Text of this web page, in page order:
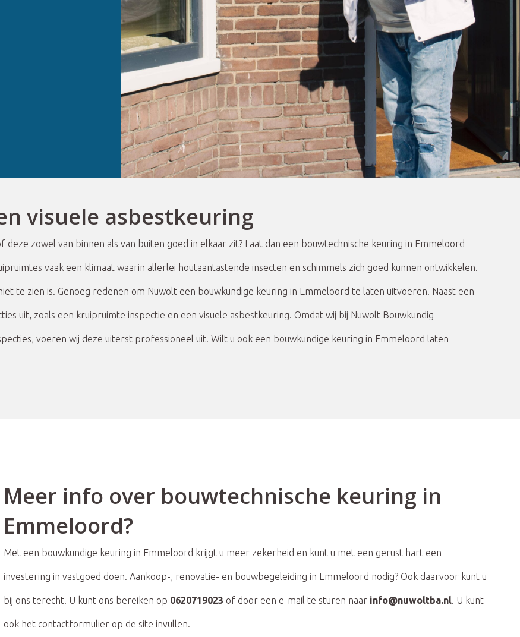
visuele asbestkeuring
zowel van binnen als van buiten goed in elkaar zit? Laat dan een bouwtechnische keuring in Emmeloord
vaak een klimaat waarin allerlei houtaantastende insecten en schimmels zich goed kunnen ontwikkelen.
te zien is. Genoeg redenen om Nuwolt een bouwkundige keuring in Emmeloord te laten uitvoeren. Naast een
uit, zoals een kruipruimte inspectie en een visuele asbestkeuring. Omdat wij bij Nuwolt Bouwkundig
voeren wij deze uiterst professioneel uit. Wilt u ook een bouwkundige keuring in Emmeloord laten
Meer info over bouwtechnische keuring in
Emmeloord?
Met een bouwkundige keuring in Emmeloord krijgt u meer zekerheid en kunt u met een gerust hart een
investering in vastgoed doen. Aankoop-, renovatie- en bouwbegeleiding in Emmeloord nodig? Ook daarvoor kunt u
bij ons terecht. U kunt ons bereiken op 0620719023 of door een e-mail te sturen naar info@nuwoltba.nl. U kunt
ook het contactformulier op de site invullen.